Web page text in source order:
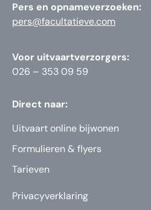
Pers en opnameverzoeken:
pers@facultatieve.com
Voor uitvaartverzorgers:
026 – 353 09 59
Direct naar:
Uitvaart online bijwonen
Formulieren & flyers
Tarieven
Privacyverklaring